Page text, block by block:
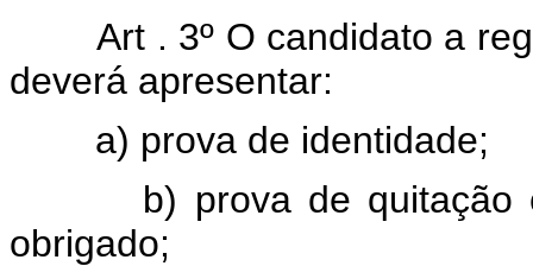
Art . 3º O candidato a
deverá apresentar:
a) prova de identidade;
b) prova de quitação
obrigado;